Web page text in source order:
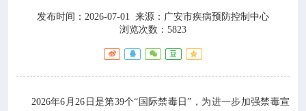
工作重点 
发布时间：2026-07-01 来源： 广安市疾病预防控制中心
浏览次数：5823
2026年6月26日是第39个“国际禁毒日”，为进一步加强禁毒宣